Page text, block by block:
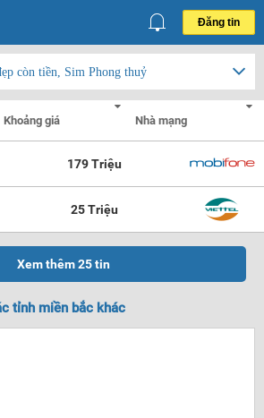
Đăng tin
còn tiền, Sim Phong thuỷ
179 Triệu
25 Triệu
Xem thêm25tin
tỉnh miền bắc khác